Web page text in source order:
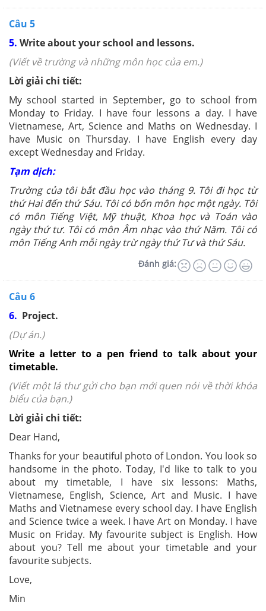
Câu 5
5. Write about your school and lessons.
(Viết về trường và những môn học của em.)
Lời giải chi tiết:
My school started in September, go to school from
Monday to Friday. I have four lessons a day. I have
Vietnamese, Art, Science and Maths on Wednesday. I
have Music on Thursday. I have English every day
except Wednesday and Friday.
Tạm dịch:
Trường của tôi bắt đầu học vào tháng 9. Tôi đi học từ
thứ Hai đến thứ Sáu. Tôi có bốn môn học một ngày. Tôi
có môn Tiếng Việt, Mỹ thuật, Khoa học và Toán vào
ngày thứ tư. Tôi có môn Âm nhạc vào thứ Năm. Tôi có
môn Tiếng Anh mỗi ngày trừ ngày thứ Tư và thứ Sáu.
Đánh giá:
Câu 6
6. Project.
(Dự án.)
Write a letter to a pen friend to talk about your
timetable.
(Viết một lá thư gửi cho bạn mới quen nói về thời khóa
biểu của bạn.)
Lời giải chi tiết:
Dear Hand,
Thanks for your beautiful photo of London. You look so
handsome in the photo. Today, I'd like to talk to you
about my timetable, I have six lessons: Maths,
Vietnamese, English, Science, Art and Music. I have
Maths and Vietnamese every school day. I have English
and Science twice a week. I have Art on Monday. I have
Music on Friday. My favourite subject is English. How
about you? Tell me about your timetable and your
favourite subjects.
Love,
Min